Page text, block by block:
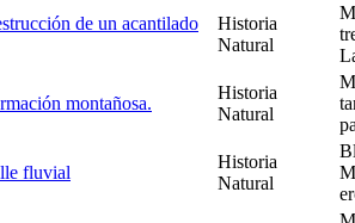
de un acantilado
Historia
Natural
montañosa.
Historia
Natural
fluvial
Historia
Natural